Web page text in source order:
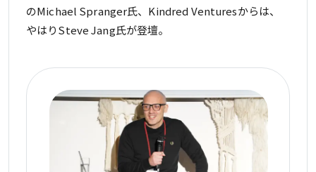
のMichael Spranger氏、Kindred Venturesからは、
やはりSteve Jang氏が登壇。